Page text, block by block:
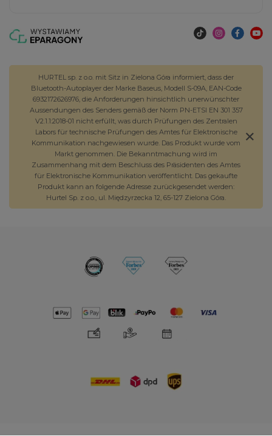
HURTEL sp. z o.o. mit Sitz in Zielona Góra informiert, dass der
Bluetooth-Autoplayer der Marke Baseus, Modell S-09A, EAN-Code
6932172626976, die Anforderungen hinsichtlich unerwünschter
Aussendungen des Senders gemäß der Norm PN-ETSI EN 301 357
V2.1.1:2018-01 nicht erfüllt, was durch Prüfungen des Zentralen
Labors für technische Prüfungen des Amtes für Elektronische
Kommunikation nachgewiesen wurde. Das Produkt wurde vom
Markt genommen. Die Bekanntmachung wird im
Zusammenhang mit dem Beschluss des Präsidenten des Amtes
für Elektronische Kommunikation veröffentlicht. Das gekaufte
Produkt kann an folgende Adresse zurückgesendet werden:
Hurtel Sp. z o.o., ul. Międzyrzecka 12, 65-127 Zielona Góra.